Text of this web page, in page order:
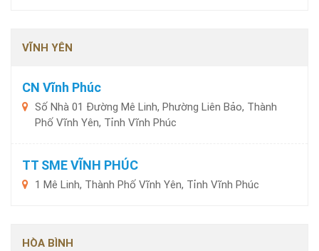
VĨNH YÊN
CN Vĩnh Phúc
Số Nhà 01 Đường Mê Linh, Phường Liên Bảo, Thành
Phố Vĩnh Yên, Tỉnh Vĩnh Phúc
TT SME VĨNH PHÚC
1 Mê Linh, Thành Phố Vĩnh Yên, Tỉnh Vĩnh Phúc
HÒA BÌNH